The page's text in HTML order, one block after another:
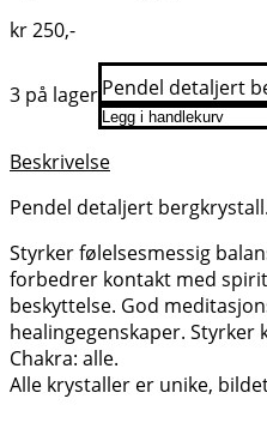
kr250,-
3 på lagerPendel detaljert
Legg i handlekurv
Beskrivelse
Pendel detaljert bergkrystall.
Styrker følelsesmessig
forbedrer kontakt med
beskyttelse. God
healingegenskaper. Styrker
Chakra: alle.
Alle krystaller er unike,